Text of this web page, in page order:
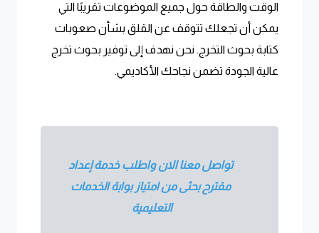
الوقت والطاقة حول جميع الموضوعات تقريبًا التي
يمكن أن تجعلك تتوقف عن القلق بشأن صعوبات
كتابة بحوث التخرج. نحن نهدف إلى توفير بحوث تخرج
عالية الجودة تضمن نجاحك الأكاديمي.
تواصل معنا الان واطلب خدمة إعداد
مقترح بحثى من امتياز بوابة الخدمات
التعليمية